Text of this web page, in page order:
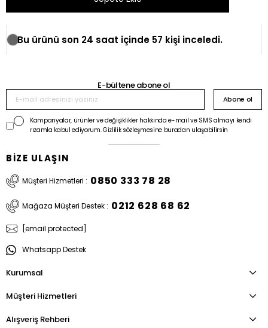
Bu ürünü son 24 saat içinde 57 kişi inceledi.
E-bültene abone ol
Abone ol
Kampanyalar, ürünler ve değişiklikler hakkında e-mail ve SMS almayı kendi
rızamla kabul ediyorum. Gizlilik sözleşmesine buradan ulaşabilirsin
BİZE ULAŞIN
Müşteri Hizmetleri : 0850 333 78 28
Mağaza Müşteri Destek : 0212 628 68 62
[email protected]
Whatsapp Destek
Kurumsal
Müşteri Hizmetleri
Alışveriş Rehberi